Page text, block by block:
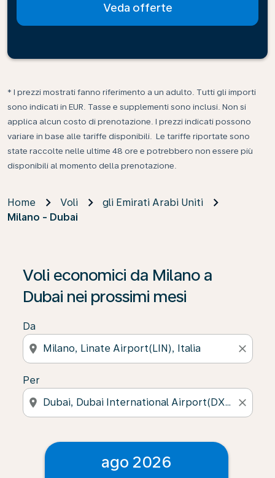
Veda offerte
* I prezzi mostrati fanno riferimento a un adulto. Tutti gli importi
sono indicati in EUR. Tasse e supplementi sono inclusi. Non si
applica alcun costo di prenotazione. I prezzi indicati possono
variare in base alle tariffe disponibili. Le tariffe riportate sono
state raccolte nelle ultime 48 ore e potrebbero non essere più
disponibili al momento della prenotazione.
Home Voli
gli Emirati Arabi Uniti
Milano - Dubai
Voli economici da Milano a
Dubai nei prossimi mesi
Da
location_on close
Per
location_on close
ago 2026